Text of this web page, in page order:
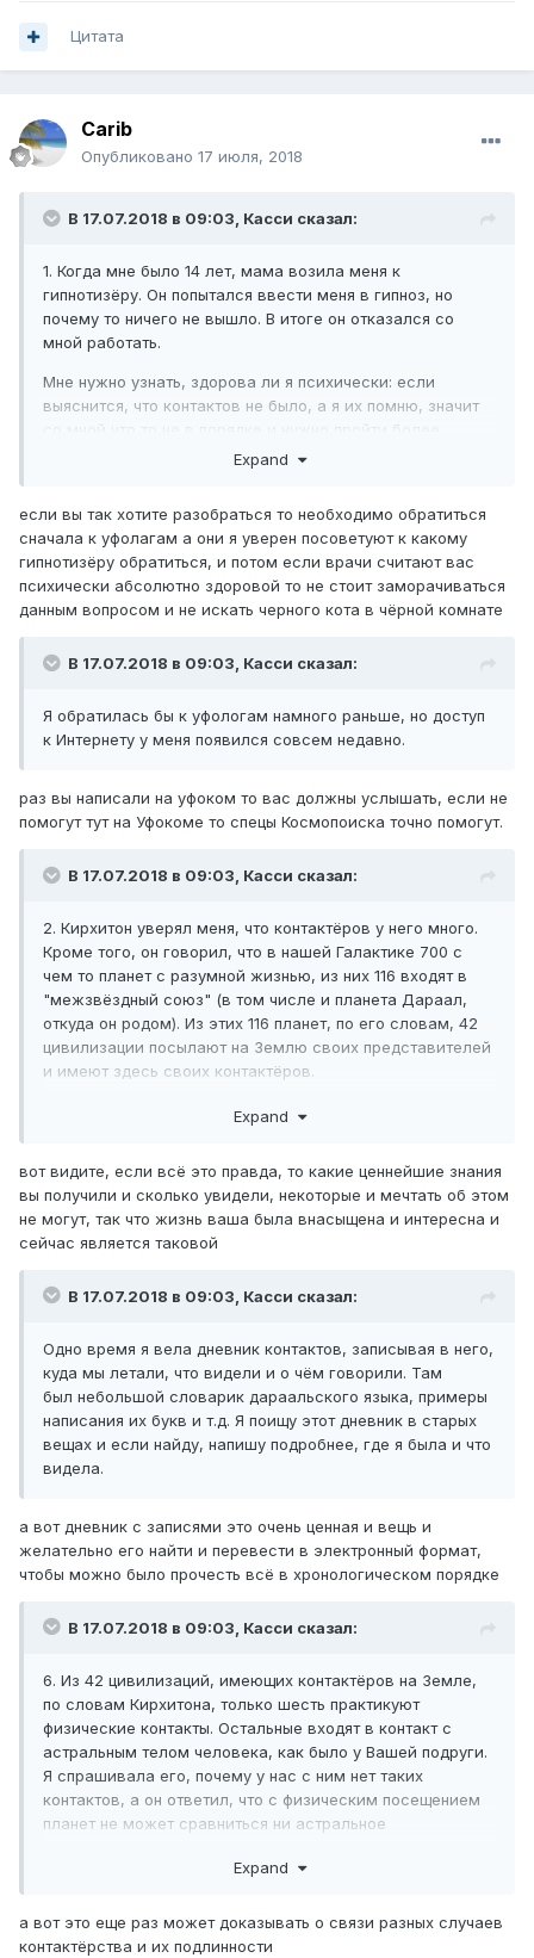
Цитата
Carib
Опубликовано 17 июля, 2018
В 17.07.2018 в 09:03, Касси сказал:
1. Когда мне было 14 лет, мама возила меня к
гипнотизёру. Он попытался ввести меня в гипноз, но
почему то ничего не вышло. В итоге он отказался со
мной работать.
Мне нужно узнать, здорова ли я психически: если
выяснится, что контактов не было, а я их помню, значит
со мной что то не в порядке и нужно пройти более
тщательное обследование.Expand
если вы так хотите разобраться то необходимо обратиться
сначала к уфолагам а они я уверен посоветуют к какому
гипнотизёру обратиться, и потом если врачи считают вас
психически абсолютно здоровой то не стоит заморачиваться
данным вопросом и не искать черного кота в чёрной комнате
В 17.07.2018 в 09:03, Касси сказал:
Я обратилась бы к уфологам намного раньше, но доступ
к Интернету у меня появился совсем недавно.
раз вы написали на уфоком то вас должны услышать, если не
помогут тут на Уфокоме то спецы Космопоиска точно помогут.
В 17.07.2018 в 09:03, Касси сказал:
2. Кирхитон уверял меня, что контактёров у него много.
Кроме того, он говорил, что в нашей Галактике 700 с
чем то планет с разумной жизнью, из них 116 входят в
"межзвёздный союз" (в том числе и планета Дараал,
откуда он родом). Из этих 116 планет, по его словам, 42
цивилизации посылают на Землю своих представителей
и имеют здесь своих контактёров.
3. Цель контактов мне самой неясна. Он говорил, что
рассказывать о космосе и о законах их мира. Заодно он
должен был собирать информацию о наших обычаях и
законах.
или спутник, сначала в Солнечной системе, а потом в
требовалось, в защитных костюмах) и осматривались.
Кирхитон рассказывал мне о планете, описывал её
характеристики: размеры, массу, состав и т.п.
Кроме этого, он говорил о своём понимании вещества и
энергии, чем меня только путал, потому что в школе, на
уроках физики, я изучала совсем другое. Я пыталась с
физическими теориями, нам никогда не открыть
"гравитационную энергию", на основе которой работает
двигатель его корабля.
все планеты Солнечной системы и около 20 планет
Ещё мы были возле центра Галактики и видели её со
стороны.
Expand
вот видите, если всё это правда, то какие ценнейшие знания
вы получили и сколько увидели, некоторые и мечтать об этом
не могут, так что жизнь ваша была внасыщена и интересна и
сейчас является таковой
В 17.07.2018 в 09:03, Касси сказал:
Одно время я вела дневник контактов, записывая в него,
куда мы летали, что видели и о чём говорили. Там
был небольшой словарик дараальского языка, примеры
написания их букв и т.д. Я поищу этот дневник в старых
вещах и если найду, напишу подробнее, где я была и что
видела.
а вот дневник с записями это очень ценная и вещь и
желательно его найти и перевести в электронный формат,
чтобы можно было прочесть всё в хронологическом порядке
В 17.07.2018 в 09:03, Касси сказал:
6. Из 42 цивилизаций, имеющих контактёров на Земле,
по словам Кирхитона, только шесть практикуют
физические контакты. Остальные входят в контакт с
астральным телом человека, как было у Вашей подруги.
Я спрашивала его, почему у нас с ним нет таких
контактов, а он ответил, что с физическим посещением
планет не может сравниться ни астральное
совершить со мной астральное путешествие, но он
могу научиться сама это делать и самостоятельно
путешествовать в астральном теле.
Expand
а вот это еще раз может доказывать о связи разных случаев
контактёрства и их подлинности